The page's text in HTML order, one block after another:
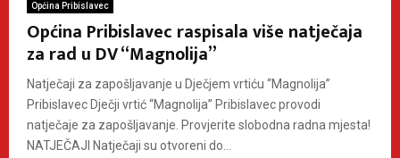
Općina Pribislavec
Općina Pribislavec raspisala više natječaja
za rad u DV “Magnolija”
Natječaji za zapošljavanje u Dječjem vrtiću “Magnolija”
Pribislavec Dječji vrtić “Magnolija” Pribislavec provodi
natječaje za zapošljavanje. Provjerite slobodna radna mjesta!
NATJEČAJI Natječaji su otvoreni do...